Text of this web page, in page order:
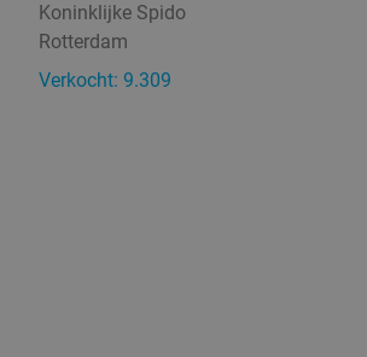
Koninklijke Spido
Rotterdam
Verkocht: 9.309